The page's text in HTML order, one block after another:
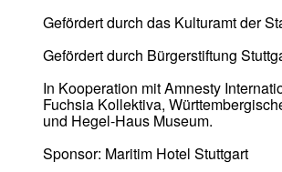
Gefördert durch das Kulturamt der
Gefördert durch Bürgerstiftung
In Kooperation mit Amnesty
Fuchsia Kollektiva,
und Hegel-Haus Museum.
Sponsor: Maritim Hotel Stuttgart